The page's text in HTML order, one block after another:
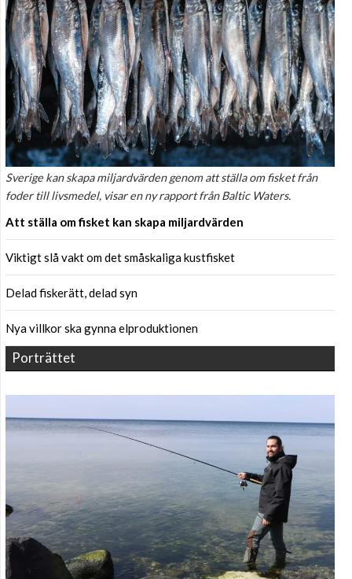
Sverige kan skapa miljardvärden genom att ställa om fisket från
foder till livsmedel, visar en ny rapport från Baltic Waters.
Att ställa om fisket kan skapa miljardvärden
Viktigt slå vakt om det småskaliga kustfisket
Delad fiskerätt, delad syn
Nya villkor ska gynna elproduktionen
Porträttet